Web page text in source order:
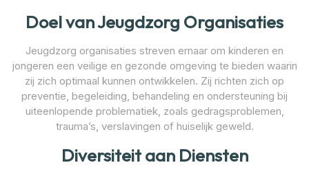
Doel van Jeugdzorg Organisaties
Jeugdzorg organisaties streven ernaar om kinderen en
jongeren een veilige en gezonde omgeving te bieden waarin
zij zich optimaal kunnen ontwikkelen. Zij richten zich op
preventie, begeleiding, behandeling en ondersteuning bij
uiteenlopende problematiek, zoals gedragsproblemen,
trauma’s, verslavingen of huiselijk geweld.
Diversiteit aan Diensten